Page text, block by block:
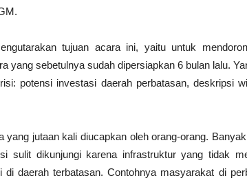
tujuan acara ini, yaitu untuk
yang sebetulnya sudah dipersiapkan 6 bulan lalu.
potensi investasi daerah perbatasan, deskripsi
yang jutaan kali diucapkan oleh orang-orang.
sulit dikunjungi karena infrastruktur yang tidak
daerah terbatasan. Contohnya masyarakat di